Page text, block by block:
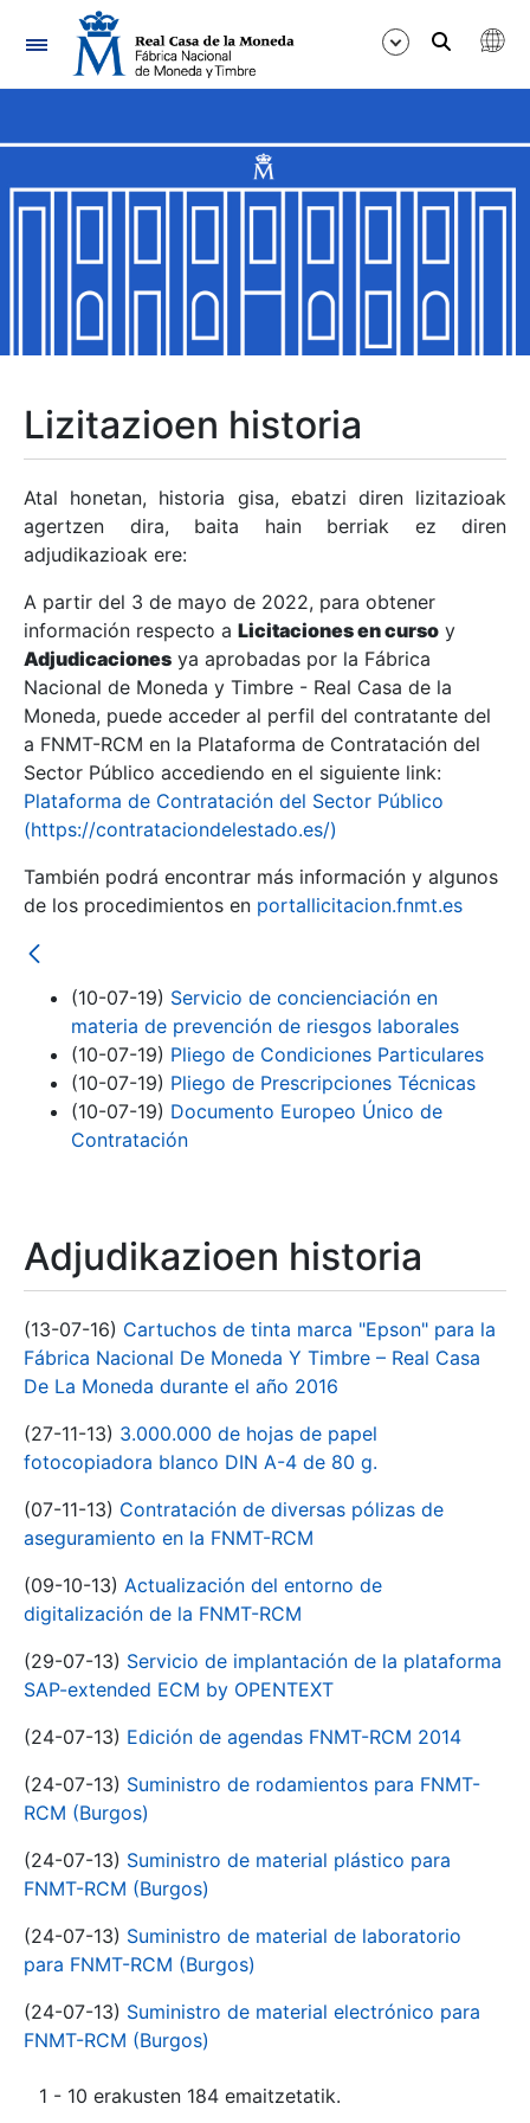
Nabigazioa
Erakutsi/Ezkutatu
Erakutsi/Ezkutatu
Erakutsi/Ezkutatu
Erakutsi/Ezkutatu
Erakutsi/Ezkutatu
Erakutsi/Ezkutatu
Erakutsi/Ezkutatu
Erakutsi/Ezkutatu
Lizitazioen historia
Atal honetan, historia gisa, ebatzi diren lizitazioak
agertzen dira, baita hain berriak ez diren
adjudikazioak ere:
A partir del 3 de mayo de 2022, para obtener
información respecto a Licitaciones en curso y
Adjudicaciones ya aprobadas por la Fábrica
Nacional de Moneda y Timbre - Real Casa de la
Moneda, puede acceder al perfil del contratante del
a FNMT-RCM en la Plataforma de Contratación del
Sector Público accediendo en el siguiente link:
Plataforma de Contratación del Sector Público
(https://contrataciondelestado.es/)
También podrá encontrar más información y algunos
de los procedimientos en portallicitacion.fnmt.es
(10-07-19) Servicio de concienciación en
materia de prevención de riesgos laborales
(10-07-19) Pliego de Condiciones Particulares
(10-07-19) Pliego de Prescripciones Técnicas
(10-07-19) Documento Europeo Único de
Contratación
Adjudikazioen historia
(13-07-16) Cartuchos de tinta marca "Epson" para la
Fábrica Nacional De Moneda Y Timbre – Real Casa
De La Moneda durante el año 2016
(27-11-13) 3.000.000 de hojas de papel
fotocopiadora blanco DIN A-4 de 80 g.
(07-11-13) Contratación de diversas pólizas de
aseguramiento en la FNMT-RCM
(09-10-13) Actualización del entorno de
digitalización de la FNMT-RCM
(29-07-13) Servicio de implantación de la plataforma
SAP-extended ECM by OPENTEXT
(24-07-13) Edición de agendas FNMT-RCM 2014
(24-07-13) Suministro de rodamientos para FNMT-
RCM (Burgos)
(24-07-13) Suministro de material plástico para
FNMT-RCM (Burgos)
(24-07-13) Suministro de material de laboratorio
para FNMT-RCM (Burgos)
(24-07-13) Suministro de material electrónico para
FNMT-RCM (Burgos)
1 - 10 erakusten 184 emaitzetatik.